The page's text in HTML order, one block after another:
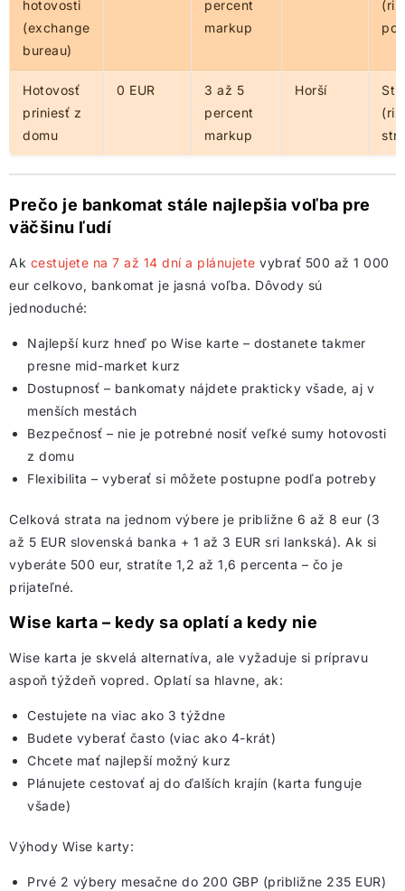
hotovosti
(exchange
bureau)
percent
markup
Hotovosť
priniesť z
domu
0 EUR
3 až 5
percent
markup
Horší
Prečo je bankomat stále najlepšia voľba pre
väčšinu ľudí
Ak cestujete na 7 až 14 dní a plánujete vybrať 500 až 1 000
eur celkovo, bankomat je jasná voľba. Dôvody sú
jednoduché:
Najlepší kurz hneď po Wise karte – dostanete takmer
presne mid-market kurz
Dostupnosť – bankomaty nájdete prakticky všade, aj v
menších mestách
Bezpečnosť – nie je potrebné nosiť veľké sumy hotovosti
z domu
Flexibilita – vyberať si môžete postupne podľa potreby
Celková strata na jednom výbere je približne 6 až 8 eur (3
až 5 EUR slovenská banka + 1 až 3 EUR sri lankská). Ak si
vyberáte 500 eur, stratíte 1,2 až 1,6 percenta – čo je
prijateľné.
Wise karta – kedy sa oplatí a kedy nie
Wise karta je skvelá alternatíva, ale vyžaduje si prípravu
aspoň týždeň vopred. Oplatí sa hlavne, ak:
Cestujete na viac ako 3 týždne
Budete vyberať často (viac ako 4-krát)
Chcete mať najlepší možný kurz
Plánujete cestovať aj do ďalších krajín (karta funguje
všade)
Výhody Wise karty:
Prvé 2 výbery mesačne do 200 GBP (približne 235 EUR)